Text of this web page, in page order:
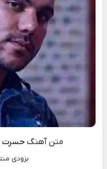
متن آهنگ حسرت
بزودی